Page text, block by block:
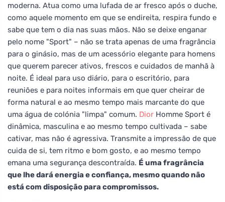
moderna. Atua como uma lufada de ar fresco após o duche,
como aquele momento em que se endireita, respira fundo e
sabe que tem o dia nas suas mãos. Não se deixe enganar
pelo nome "Sport" – não se trata apenas de uma fragrância
para o ginásio, mas de um acessório elegante para homens
que querem parecer ativos, frescos e cuidados de manhã à
noite. É ideal para uso diário, para o escritório, para
reuniões e para noites informais em que quer cheirar de
forma natural e ao mesmo tempo mais marcante do que
uma água de colónia "limpa" comum. Dior Homme Sport é
dinâmica, masculina e ao mesmo tempo cultivada – sabe
cativar, mas não é agressiva. Transmite a impressão de que
cuida de si, tem ritmo e bom gosto, e ao mesmo tempo
emana uma segurança descontraída. É uma fragrância
que lhe dará energia e confiança, mesmo quando não
está com disposição para compromissos.